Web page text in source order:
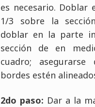
es necesario.
1/3 sobre la
doblar en la parte
sección de en
cuadro;
bordes estén
2do paso: Dar a la